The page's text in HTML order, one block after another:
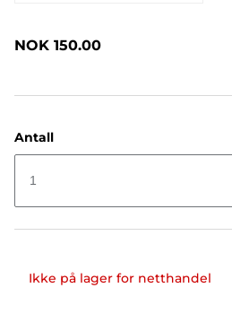
NOK 150.00
Antall
1
Ikke på lager for netthandel